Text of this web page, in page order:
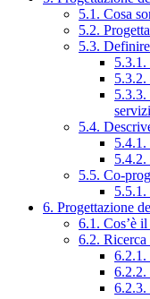
5.1. Cosa
5.2.
5.3.
5.3.2.
5.4.
5.4.1.
5.4.2.
5.5. Co-
5.5.1.
6. Progettazione
6.1. Cos’è
6.2.
6.2.1.
6.2.2.
6.2.3.